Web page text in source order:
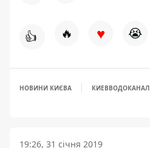
👍 🔥 ♥ 😭
НОВИНИ КИЄВА КИЕВВОДОКАНАЛ
19:26, 31 січня 2019